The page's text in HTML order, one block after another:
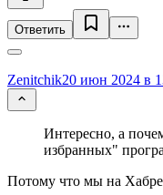
Ответить
Zenitchik20 июн 2024 в
Интересно, а
избранных"
Потому что мы на